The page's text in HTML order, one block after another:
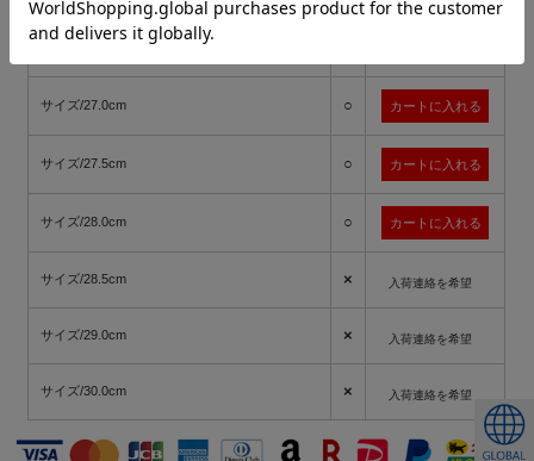
サイズ/27.0cm ○
サイズ/27.5cm ○
サイズ/28.0cm ○
サイズ/28.5cm × 入荷連絡を希望
サイズ/29.0cm × 入荷連絡を希望
サイズ/30.0cm × 入荷連絡を希望